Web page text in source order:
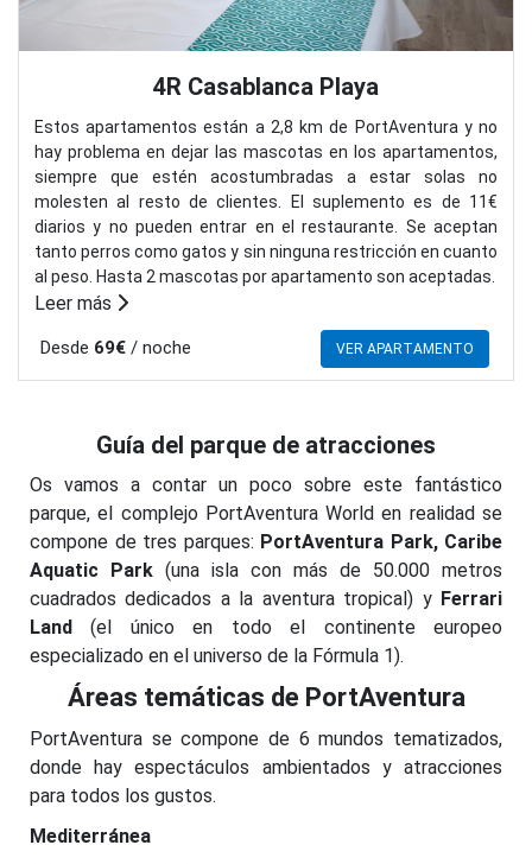
4R Casablanca Playa
Estos apartamentos están a 2,8 km de PortAventura y no
hay problema en dejar las mascotas en los apartamentos,
siempre que estén acostumbradas a estar solas no
molesten al resto de clientes. El suplemento es de 11€
diarios y no pueden entrar en el restaurante. Se aceptan
tanto perros como gatos y sin ninguna restricción en cuanto
al peso. Hasta 2 mascotas por apartamento son aceptadas.
Leer más
Desde 69€ / noche VER APARTAMENTO
Guía del parque de atracciones
Os vamos a contar un poco sobre este fantástico
parque, el complejo PortAventura World en realidad se
compone de tres parques: PortAventura Park, Caribe
Aquatic Park (una isla con más de 50.000 metros
cuadrados dedicados a la aventura tropical) y Ferrari
Land (el único en todo el continente europeo
especializado en el universo de la Fórmula 1).
Áreas temáticas de PortAventura
PortAventura se compone de 6 mundos tematizados,
donde hay espectáculos ambientados y atracciones
para todos los gustos.
Mediterránea